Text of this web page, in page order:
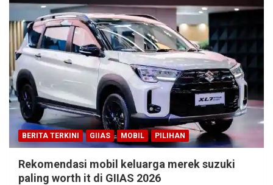
BERITA TERKINI GIIAS MOBIL PILIHAN
Rekomendasi mobil keluarga merek suzuki
paling worth it di GIIAS 2026